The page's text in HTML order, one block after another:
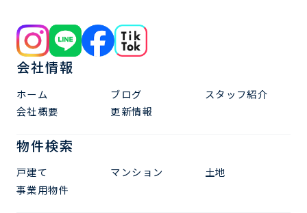
会社情報
ホーム ブログ
スタッフ紹介
会社概要
更新情報
物件検索
戸建て マンション
土地
事業用物件